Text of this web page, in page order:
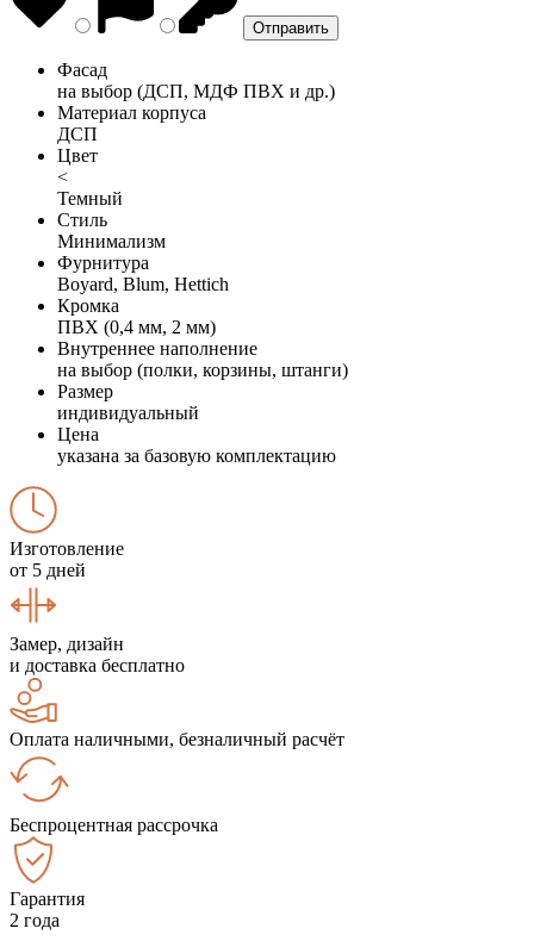
Фасад
на выбор (ДСП, МДФ ПВХ и др.)
Материал корпуса
ДСП
Цвет
<
Темный
Стиль
Минимализм
Фурнитура
Boyard, Blum, Hettich
Кромка
ПВХ (0,4 мм, 2 мм)
Внутреннее наполнение
на выбор (полки, корзины, штанги)
Размер
индивидуальный
Цена
указана за базовую комплектацию
Изготовление
от 5 дней
Замер, дизайн
и доставка бесплатно
Оплата наличными, безналичный расчёт
Беспроцентная рассрочка
Гарантия
2 года